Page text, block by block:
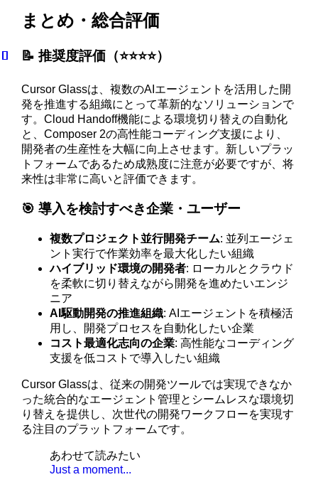
まとめ・総合評価
📝 推奨度評価（⭐️⭐️⭐️⭐️）
Cursor Glassは、複数のAIエージェントを活用した開
発を推進する組織にとって革新的なソリューションで
す。Cloud Handoff機能による環境切り替えの自動化
と、Composer 2の高性能コーディング支援により、
開発者の生産性を大幅に向上させます。新しいプラッ
トフォームであるため成熟度に注意が必要ですが、将
来性は非常に高いと評価できます。
🎯 導入を検討すべき企業・ユーザー
複数プロジェクト並行開発チーム: 並列エージェ
ント実行で作業効率を最大化したい組織
ハイブリッド環境の開発者: ローカルとクラウド
を柔軟に切り替えながら開発を進めたいエンジ
ニア
AI駆動開発の推進組織: AIエージェントを積極活
用し、開発プロセスを自動化したい企業
コスト最適化志向の企業: 高性能なコーディング
支援を低コストで導入したい組織
Cursor Glassは、従来の開発ツールでは実現できなか
った統合的なエージェント管理とシームレスな環境切
り替えを提供し、次世代の開発ワークフローを実現す
る注目のプラットフォームです。
あわせて読みたい
Just a moment...